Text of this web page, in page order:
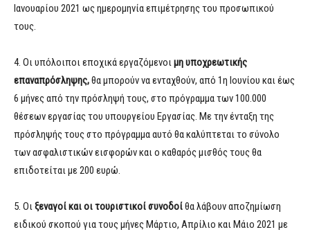
Ιανουαρίου 2021 ως ημερομηνία επιμέτρησης του προσωπικού
τους.
4. Οι υπόλοιποι εποχικά εργαζόμενοιμη υποχρεωτικής
επαναπρόσληψης,θα μπορούν να ενταχθούν, από 1η Ιουνίου και έως
6 μήνες από την πρόσληψή τους, στο πρόγραμμα των 100.000
θέσεων εργασίας του υπουργείου Εργασίας. Με την ένταξη της
πρόσληψής τους στο πρόγραμμα αυτό θα καλύπτεται το σύνολο
των ασφαλιστικών εισφορών και ο καθαρός μισθός τους θα
επιδοτείται με 200 ευρώ.
5. Οιξεναγοί και οι τουριστικοί συνοδοίθα λάβουν αποζημίωση
ειδικού σκοπού για τους μήνες Μάρτιο, Απρίλιο και Μάιο 2021 με